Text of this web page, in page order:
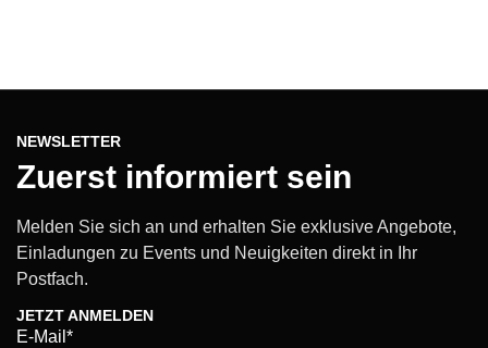
NEWSLETTER
Zuerst informiert sein
Melden Sie sich an und erhalten Sie exklusive Angebote,
Einladungen zu Events und Neuigkeiten direkt in Ihr
Postfach.
JETZT ANMELDEN
E-Mail*